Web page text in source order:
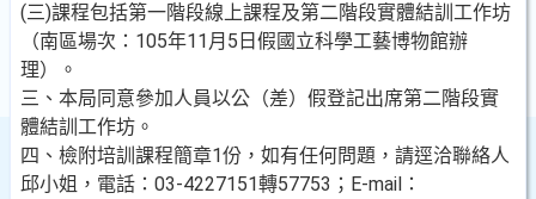
(三)課程包括第一階段線上課程及第二階段實體結訓工作坊
（南區場次：105年11月5日假國立科學工藝博物館辦
理）。
三、本局同意參加人員以公（差）假登記出席第二階段實
體結訓工作坊。
四、檢附培訓課程簡章1份，如有任何問題，請逕洽聯絡人
邱小姐，電話：03-4227151轉57753；E-mail：